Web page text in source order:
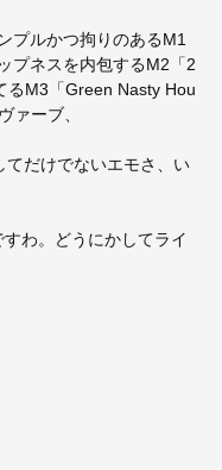
プルかつ拘りのあるM1
プネスを内包するM2「2
るM3「Green Nasty Hou
ァーブ、
だけでないエモさ、い
わ。どうにかしてライ